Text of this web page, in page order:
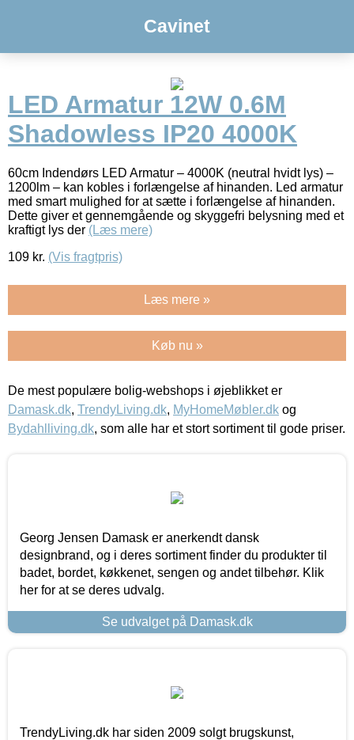
Cavinet
LED Armatur 12W 0.6M
Shadowless IP20 4000K
60cm Indendørs LED Armatur – 4000K (neutral hvidt lys) –
1200lm – kan kobles i forlængelse af hinanden. Led armatur
med smart mulighed for at sætte i forlængelse af hinanden.
Dette giver et gennemgående og skyggefri belysning med et
kraftigt lys der (Læs mere)
109 kr. (Vis fragtpris)
Læs mere »
Køb nu »
De mest populære bolig-webshops i øjeblikket er
Damask.dk, TrendyLiving.dk, MyHomeMøbler.dk og
Bydahlliving.dk, som alle har et stort sortiment til gode priser.
Georg Jensen Damask er anerkendt dansk
designbrand, og i deres sortiment finder du produkter til
badet, bordet, køkkenet, sengen og andet tilbehør. Klik
her for at se deres udvalg.
Se udvalget på Damask.dk
TrendyLiving.dk har siden 2009 solgt brugskunst,